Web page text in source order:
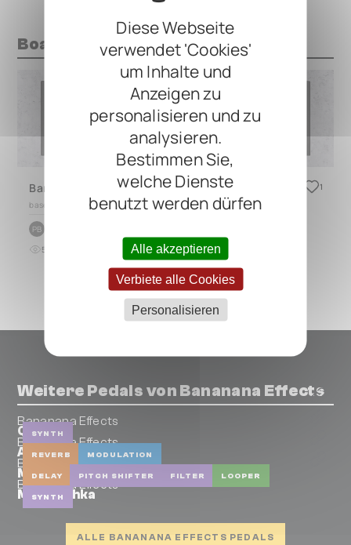
Diese Webseite
verwendet 'Cookies'
um Inhalte und
Anzeigen zu
personalisieren und zu
analysieren.
Bestimmen Sie,
welche Dienste
benutzt werden dürfen
Alle akzeptieren
Verbiete alle Cookies
Personalisieren
Boards mit diesem Pedal
Bananana Bass Board
based on DUO 2.1
PB
5 vor fast 3 Jahren
1
Weitere Pedals von Bananana Effects
SYNTH
Bananana Effects
Quimera
REVERB MODULATION
Bananana Effects
Abracadabra
DELAY PITCH SHIFTER FILTER LOOPER
Bananana Effects
Mandala
SYNTH
Bananana Effects
Matryoshka
ALLE BANANANA EFFECTS PEDALS